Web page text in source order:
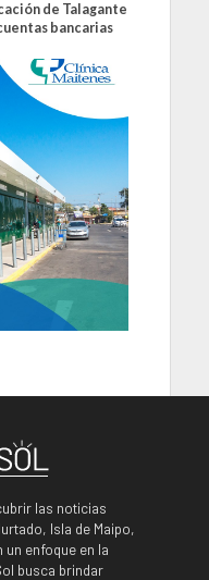
de Talagante
bancarias
las noticias
Isla de Maipo,
un enfoque en la
busca brindar